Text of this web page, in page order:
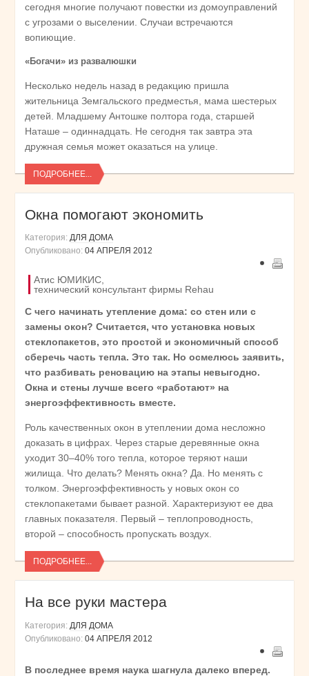
сегодня многие получают повестки из домоуправлений
с угрозами о выселении. Случаи встречаются
вопиющие.
«Богачи» из развалюшки
Несколько недель назад в редакцию пришла
жительница Земгальского предместья, мама шестерых
детей. Младшему Антошке полтора года, старшей
Наташе – одиннадцать. Не сегодня так завтра эта
дружная семья может оказаться на улице.
ПОДРОБНЕЕ...
Окна помогают экономить
Категория: ДЛЯ ДОМА
Опубликовано: 04 АПРЕЛЯ 2012
Атис ЮМИКИС,
технический консультант фирмы Rehau
С чего начинать утепление дома: со стен или с
замены окон? Считается, что установка новых
стеклопакетов, это простой и экономичный способ
сберечь часть тепла. Это так. Но осмелюсь заявить,
что разбивать реновацию на этапы невыгодно.
Окна и стены лучше всего «работают» на
энергоэффективность вместе.
Роль качественных окон в утеплении дома несложно
доказать в цифрах. Через старые деревянные окна
уходит 30–40% того тепла, которое теряют наши
жилища. Что делать? Менять окна? Да. Но менять с
толком. Энергоэффективность у новых окон со
стеклопакетами бывает разной. Характеризуют ее два
главных показателя. Первый – теплопроводность,
второй – способность пропускать воздух.
ПОДРОБНЕЕ...
На все руки мастера
Категория: ДЛЯ ДОМА
Опубликовано: 04 АПРЕЛЯ 2012
В последнее время наука шагнула далеко вперед.